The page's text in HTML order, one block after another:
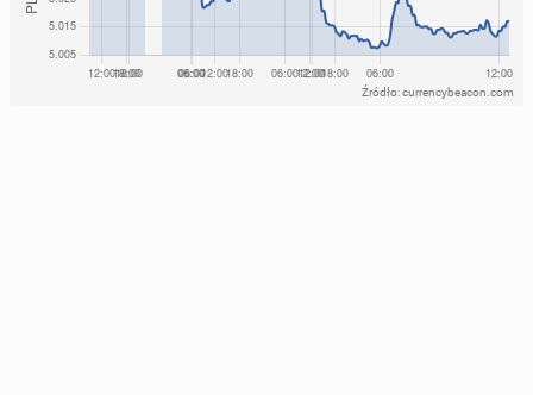
Źródło: currencybeacon.com